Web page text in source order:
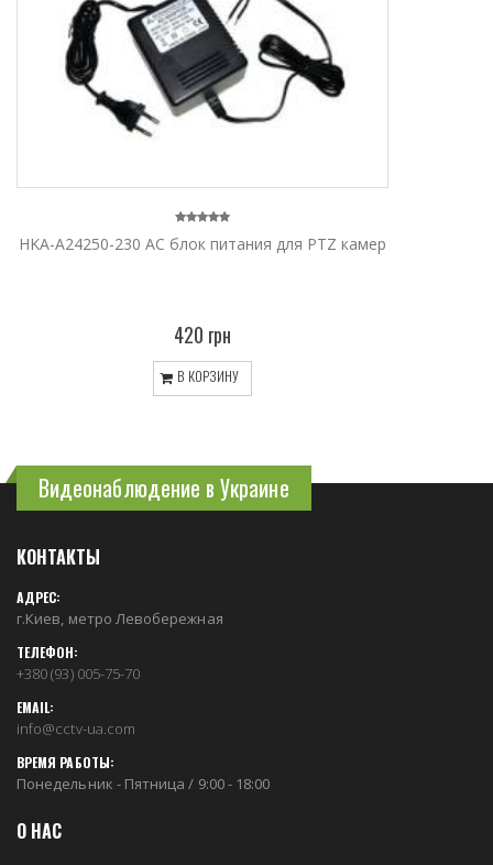
HKA-A24250-230 AC блок питания для PTZ камер
420 грн
В КОРЗИНУ
Видеонаблюдение в Украине
КОНТАКТЫ
АДРЕС:
г.Киев, метро Левобережная
ТЕЛЕФОН:
+380 (93) 005-75-70
EMAIL:
info@cctv-ua.com
ВРЕМЯ РАБОТЫ:
Понедельник - Пятница / 9:00 - 18:00
О НАС